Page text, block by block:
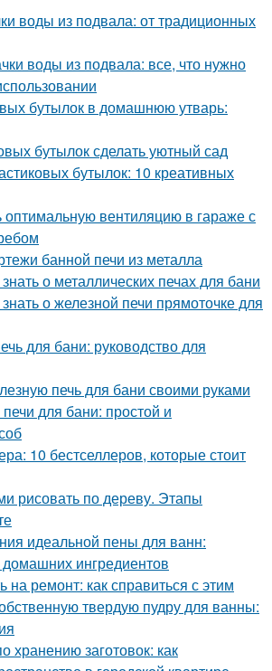
воды из подвала: от традиционных
воды из подвала: все, что нужно
бутылок в домашнюю утварь:
бутылок сделать уютный сад
бутылок: 10 креативных
оптимальную вентиляцию в гараже с
банной печи из металла
о металлических печах для бани
о железной печи прямоточке для
для бани: руководство для
печь для бани своими руками
для бани: простой и
10 бестселлеров, которые стоит
рисовать по дереву. Этапы
идеальной пены для ванн:
домашних ингредиентов
на ремонт: как справиться с этим
твердую пудру для ванны:
хранению заготовок: как